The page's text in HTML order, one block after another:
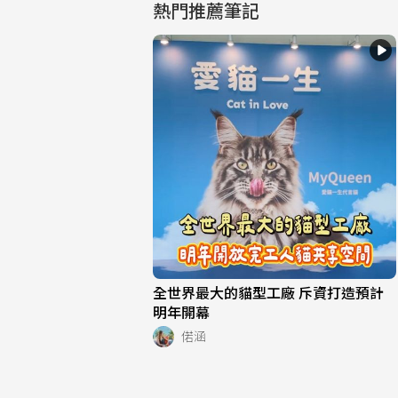
熱門推薦筆記
全世界最大的貓型工廠 斥資打造預計
明年開幕
偌涵